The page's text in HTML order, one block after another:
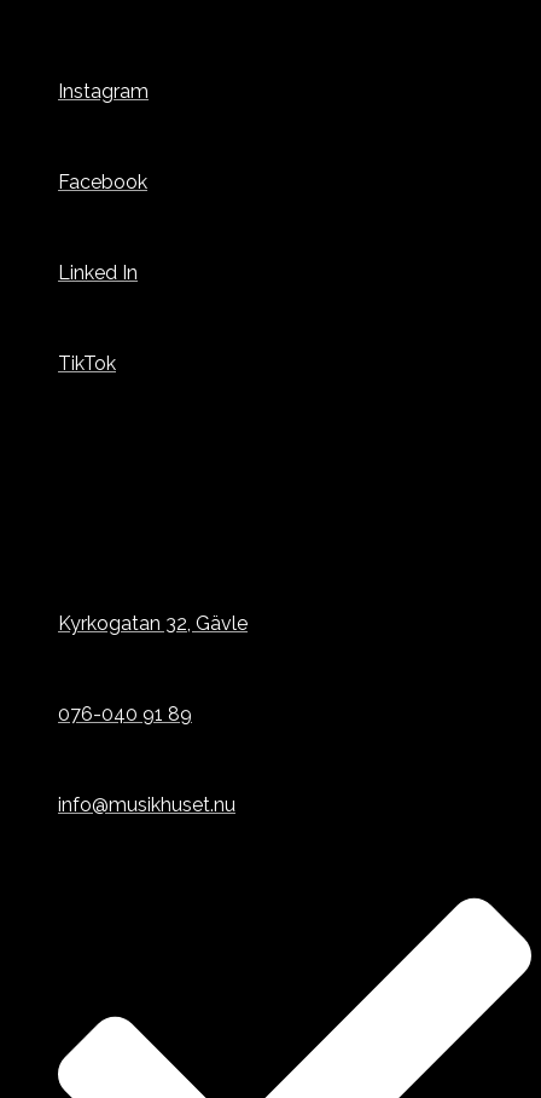
Instagram
Facebook
Linked In
TikTok
Kyrkogatan 32, Gävle
076-040 91 89
info@musikhuset.nu